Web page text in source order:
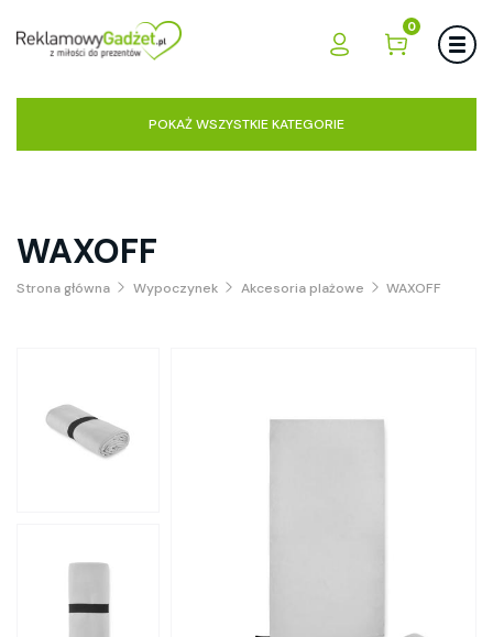
0
POKAŻ WSZYSTKIE KATEGORIE
WAXOFF
Strona główna Wypoczynek Akcesoria plażowe WAXOFF